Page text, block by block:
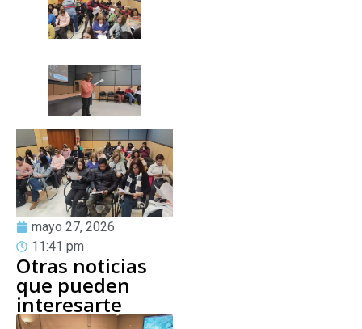
mayo 27, 2026
11:41 pm
Otras noticias
que pueden
interesarte